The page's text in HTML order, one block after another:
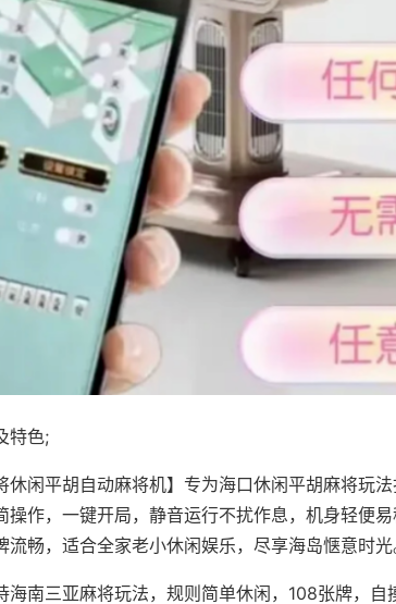
特色;
休闲平胡自动麻将机】专为海口休闲平胡麻将玩
操作，一键开局，静音运行不扰作息，机身轻便
畅，适合全家老小休闲娱乐，尽享海岛惬意时光
海南三亚麻将玩法，规则简单休闲，108张牌，自